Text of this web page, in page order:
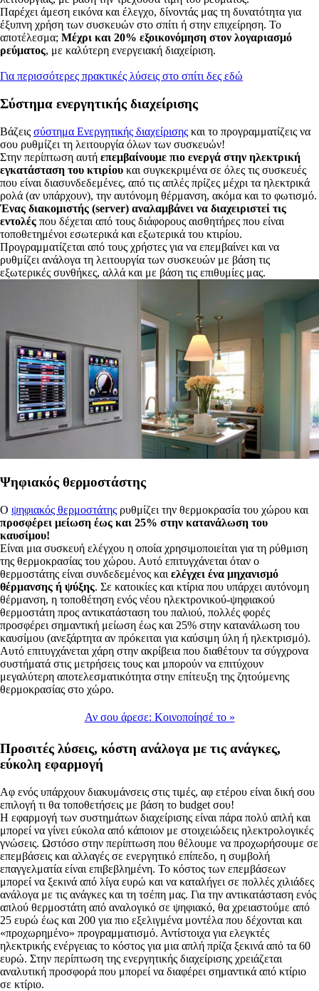
Παρέχει άμεση εικόνα και έλεγχο, δίνοντάς μας τη δυνατότητα για
έξυπνη χρήση των συσκευών στο σπίτι ή στην επιχείρηση. Το
αποτέλεσμα; Μέχρι και 20% εξοικονόμηση στον λογαριασμό
ρεύματος, με καλύτερη ενεργειακή διαχείριση.
Για περισσότερες πρακτικές λύσεις στο σπίτι δες εδώ
Σύστημα ενεργητικής διαχείρισης
Βάζεις σύστημα Ενεργητικής διαχείρισης και το προγραμματίζεις να
σου ρυθμίζει τη λειτουργία όλων των συσκευών!
Στην περίπτωση αυτή επεμβαίνουμε πιο ενεργά στην ηλεκτρική
εγκατάσταση του κτιρίου και συγκεκριμένα σε όλες τις συσκευές
που είναι διασυνδεδεμένες, από τις απλές πρίζες μέχρι τα ηλεκτρικά
ρολά (αν υπάρχουν), την αυτόνομη θέρμανση, ακόμα και το φωτισμό.
Ένας διακομιστής (server) αναλαμβάνει να διαχειριστεί τις
εντολές που δέχεται από τους διάφορους αισθητήρες που είναι
τοποθετημένοι εσωτερικά και εξωτερικά του κτιρίου.
Προγραμματίζεται από τους χρήστες για να επεμβαίνει και να
ρυθμίζει ανάλογα τη λειτουργία των συσκευών με βάση τις
εξωτερικές συνθήκες, αλλά και με βάση τις επιθυμίες μας.
Ψηφιακός θερμοστάστης
Ο ψηφιακός θερμοστάτης ρυθμίζει την θερμοκρασία του χώρου και
προσφέρει μείωση έως και 25% στην κατανάλωση του
καυσίμου!
Είναι μια συσκευή ελέγχου η οποία χρησιμοποιείται για τη ρύθμιση
της θερμοκρασίας του χώρου. Αυτό επιτυγχάνεται όταν ο
θερμοστάτης είναι συνδεδεμένος και ελέγχει ένα μηχανισμό
θέρμανσης ή ψύξης. Σε κατοικίες και κτίρια που υπάρχει αυτόνομη
θέρμανση, η τοποθέτηση ενός νέου ηλεκτρονικού-ψηφιακού
θερμοστάτη προς αντικατάσταση του παλιού, πολλές φορές
προσφέρει σημαντική μείωση έως και 25% στην κατανάλωση του
καυσίμου (ανεξάρτητα αν πρόκειται για καύσιμη ύλη ή ηλεκτρισμό).
Αυτό επιτυγχάνεται χάρη στην ακρίβεια που διαθέτουν τα σύγχρονα
συστήματά στις μετρήσεις τους και μπορούν να επιτύχουν
μεγαλύτερη αποτελεσματικότητα στην επίτευξη της ζητούμενης
θερμοκρασίας στο χώρο.
Αν σου άρεσε: Κοινοποίησέ το »
Προσιτές λύσεις, κόστη ανάλογα με τις ανάγκες,
εύκολη εφαρμογή
Αφ ενός υπάρχουν διακυμάνσεις στις τιμές, αφ ετέρου είναι δική σου
επιλογή τι θα τοποθετήσεις με βάση το budget σου!
Η εφαρμογή των συστημάτων διαχείρισης είναι πάρα πολύ απλή και
μπορεί να γίνει εύκολα από κάποιον με στοιχειώδεις ηλεκτρολογικές
γνώσεις. Ωστόσο στην περίπτωση που θέλουμε να προχωρήσουμε σε
επεμβάσεις και αλλαγές σε ενεργητικό επίπεδο, η συμβολή
επαγγελματία είναι επιβεβλημένη. Το κόστος των επεμβάσεων
μπορεί να ξεκινά από λίγα ευρώ και να καταλήγει σε πολλές χιλιάδες
ανάλογα με τις ανάγκες και τη τσέπη μας. Για την αντικατάσταση ενός
απλού θερμοστάτη από αναλογικό σε ψηφιακό, θα χρειαστούμε από
25 ευρώ έως και 200 για πιο εξελιγμένα μοντέλα που δέχονται και
«προχωρημένο» προγραμματισμό. Αντίστοιχα για ελεγκτές
ηλεκτρικής ενέργειας το κόστος για μια απλή πρίζα ξεκινά από τα 60
ευρώ. Στην περίπτωση της ενεργητικής διαχείρισης χρειάζεται
αναλυτική προσφορά που μπορεί να διαφέρει σημαντικά από κτίριο
σε κτίριο.